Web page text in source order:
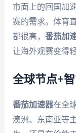
市面上的回国加
赛的需求。体育
都很高， 番茄加
让海外观赛变得轻
全球节点+
番茄加速器在全
澳洲、东南亚等